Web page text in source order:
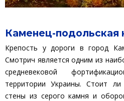
Каменец-подольская
Крепость у дороги в город
Смотрич является одним из
средневековой
территории Украины. Стоит
стены из серого камня и